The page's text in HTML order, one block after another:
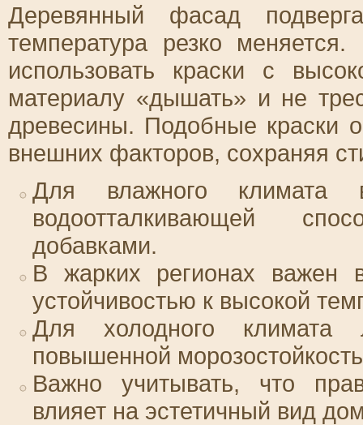
Деревянный фасад
температура резко
использовать краски с
материалу «дышать» и не
древесины. Подобные краски
внешних факторов, сохраняя
Для влажного климата
водоотталкивающей
добавками.
В жарких регионах важен
устойчивостью к высокой
Для холодного климата
повышенной
Важно учитывать, что
влияет на эстетичный вид